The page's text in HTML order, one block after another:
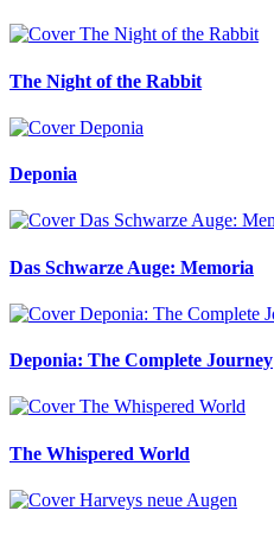
The Night of the Rabbit
Deponia
Das Schwarze Auge: Memoria
Deponia: The Complete Journey
The Whispered World